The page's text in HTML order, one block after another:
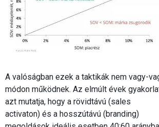
A valóságban ezek a taktikák nem vagy-
módon működnek. Az elmúlt évek
azt mutatja, hogy a rövidtávú (sales
activaton) és a hosszútávú (branding)